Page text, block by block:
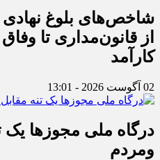
شاخص‌های بلوغ نهادی
از قانون‌مداری تا
کارآمد
02 آگوست 2026 - 13:01
درگاه ملی مجوزها یک
ومردم